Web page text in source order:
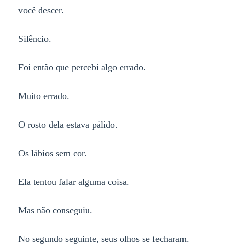
você descer.
Silêncio.
Foi então que percebi algo errado.
Muito errado.
O rosto dela estava pálido.
Os lábios sem cor.
Ela tentou falar alguma coisa.
Mas não conseguiu.
No segundo seguinte, seus olhos se fecharam.